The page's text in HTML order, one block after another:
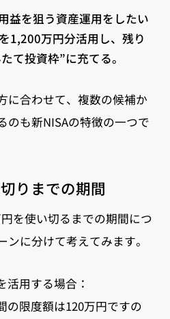
益を狙う資産運用をしたい
1,200万円分活用し、残り
て投資枠”に充てる。
に合わせて、複数の候補か
のも新NISAの特徴の一つで
りまでの期間
を使い切るまでの期間につ
に分けて考えてみます。
活用する場合：
の限度額は120万円ですの